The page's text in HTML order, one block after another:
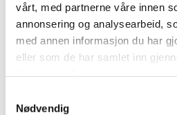
vårt, med partnerne våre innen
annonsering og analysearbeid,
med annen informasjon du har
eller som de har samlet inn
Nødvendig